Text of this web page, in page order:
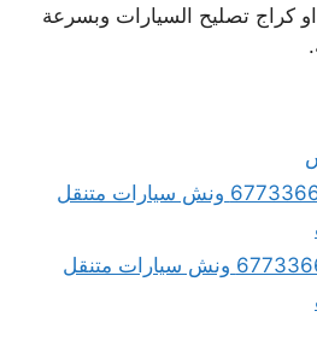
او كراج تصليح السيارات وبسرعة
سطحة الاندلس 67733663 ونش سيارات متنقل
سطحة الجهراء 67733663 ونش سيارات متنقل